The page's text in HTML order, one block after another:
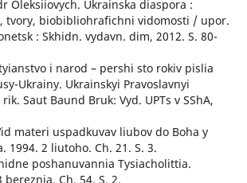
Oleksiiovych. Ukrainska diaspora :
tvory, biobibliohrafichni vidomosti / upor.
: Skhidn. vydavn. dim, 2012. S. 80-
i narod – pershi sto rokiv pislia
Ukrainy. Ukrainskyi Pravoslavnyi
Saut Baund Bruk: Vyd. UPTs v SShA,
materi uspadkuvav liubov do Boha y
1994. 2 liutoho. Ch. 21. S. 3.
poshanuvannia Tysiacholittia.
bereznia. Ch. 54. S. 2.